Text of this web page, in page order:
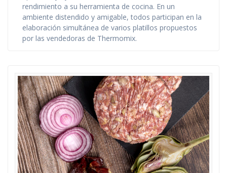
rendimiento a su herramienta de cocina. En un
ambiente distendido y amigable, todos participan en la
elaboración simultánea de varios platillos propuestos
por las vendedoras de Thermomix.